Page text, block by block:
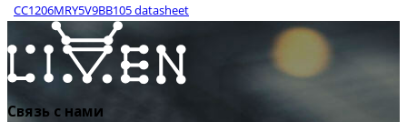
CC1206MRY5V9BB105 datasheet
Связь с нами